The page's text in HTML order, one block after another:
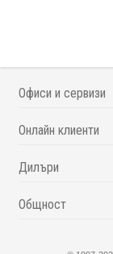
Офиси и сервизи
Онлайн клиенти
Дилъри
Общност